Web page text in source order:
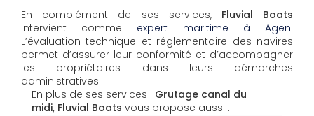
En complément de ses services, Fluvial Boats
intervient comme expert maritime à Agen.
L’évaluation technique et réglementaire des navires
permet d’assurer leur conformité et d’accompagner
les propriétaires dans leurs démarches
administratives.
En plus de ses services : Grutage canal du
midi, Fluvial Boats vous propose aussi :